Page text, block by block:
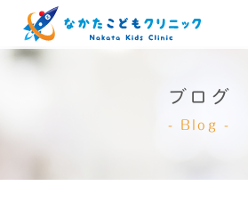
ブログ
Blog